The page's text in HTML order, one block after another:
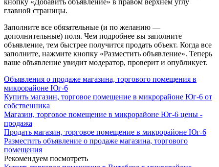
кнопку «Добавить объявление» в правом верхнем углу
главной страницы.
Заполните все обязательные (и по желанию —
дополнительные) поля. Чем подробнее вы заполните
объявление, тем быстрее получится продать объект. Когда все
заполните, нажмите кнопку «Разместить объявление». Теперь
ваше объявление увидит модератор, проверит и опубликует.
Объявления о продаже магазина, торгового помещения в
микрорайоне Юг-6
Купить магазин, торговое помещение в микрорайоне Юг-6 от
собственника
Магазин, торговое помещение в микрорайоне Юг-6 цены -
продажа
Продать магазин, торговое помещение в микрорайоне Юг-6
Разместить объявление о продаже магазина, торгового
помещения
Рекомендуем посмотреть